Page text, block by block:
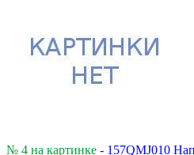
№ 4 на картинке - 157QMJ010